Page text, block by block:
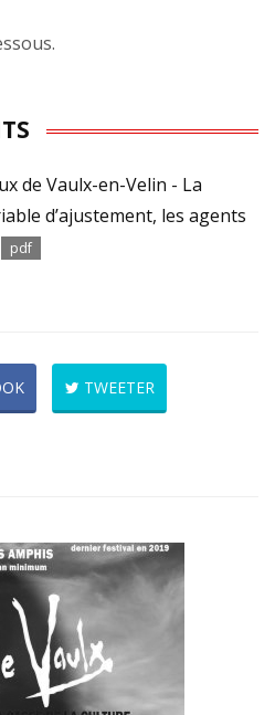
de Vaulx-en-Velin - La
d’ajustement, les agents
pdf
TWEETER